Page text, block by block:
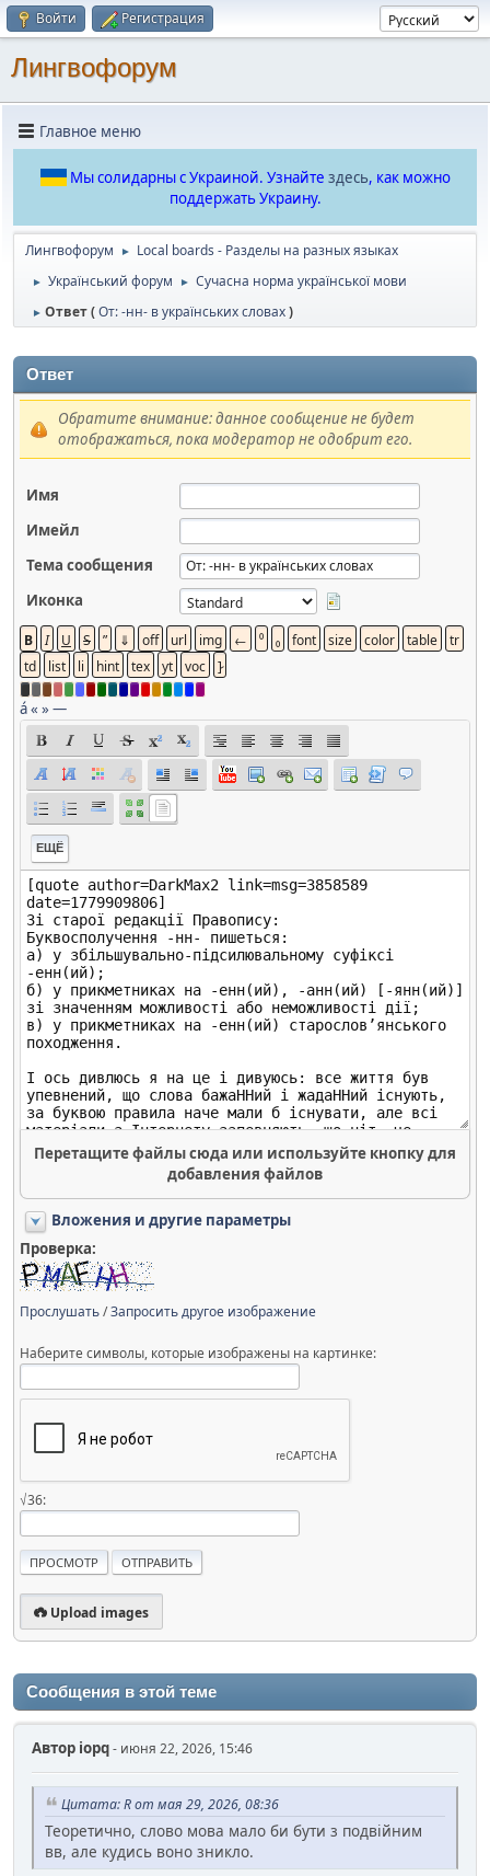
Войти Регистрация
Лингвофорум
Главное меню
Мы солидарны с Украиной. Узнайте здесь, как можно
поддержать Украину.
Лингвофорум ► Local boards - Разделы на разных языках
► Український форум ► Сучасна норма української мови
► Ответ (От: -нн- в українських словах)
Ответ
Обратите внимание: данное сообщение не будет
отображаться, пока модератор не одобрит его.
Имя
Имейл
Тема сообщения
Иконка
á« »—
ЕЩЁ
Перетащите файлы сюда или используйте кнопку для
добавления файлов
Вложения и другие параметры
Проверка:
Прослушать/Запросить другое изображение
Наберите символы, которые изображены на картинке:
√36:
Upload images
Сообщения в этой теме
Автор iopq- июня 22, 2026, 15:46
Цитата: R от мая 29, 2026, 08:36
Теоретично, слово мова мало би бути з подвійним
вв, але кудись воно зникло.